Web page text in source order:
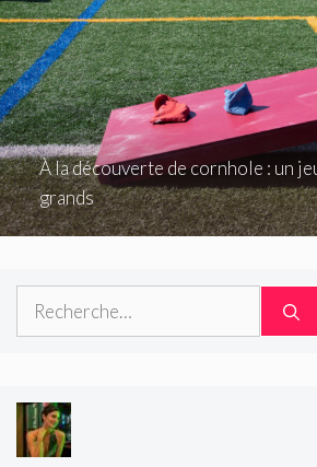
À la découverte de cornhole : un
grands
Rechercher :